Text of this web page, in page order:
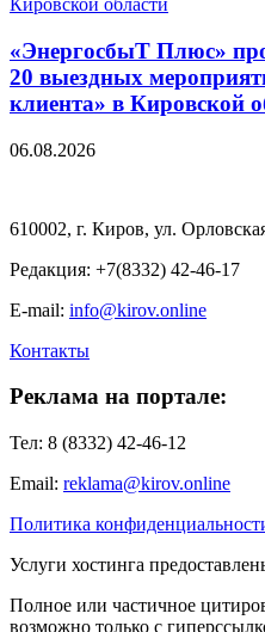
«ЭнергосбыТ Плюс»
20 выездных
клиента» в Кировской
06.08.2026
610002, г. Киров, ул.
Редакция: +7(8332) 42-46-17
E-mail: info@kirov.online
Контакты
Реклама на портале:
Тел: 8 (8332) 42-46-12
Email: reklama@kirov.online
Политика
Услуги хостинга
Полное или частичное
возможно только с